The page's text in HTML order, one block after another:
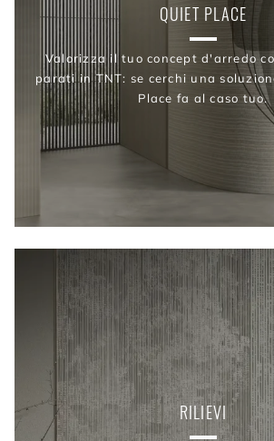
QUIET PLACE
Valorizza il tuo concept d'arredo
parati in TNT: se cerchi una
Place fa al caso tuo.
RILIEVI